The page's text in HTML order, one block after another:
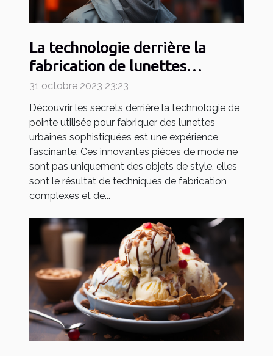
La technologie derrière la
fabrication de lunettes
urbaines sophistiquées
31 octobre 2023 23:23
Découvrir les secrets derrière la technologie de
pointe utilisée pour fabriquer des lunettes
urbaines sophistiquées est une expérience
fascinante. Ces innovantes pièces de mode ne
sont pas uniquement des objets de style, elles
sont le résultat de techniques de fabrication
complexes et de...